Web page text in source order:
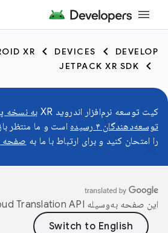
DEVELOP
DEVICES
XR
JETPACK XR SDK
کیت توسعه نرم‌افزار اندروید XR
به نسخه
توسعه‌دهندگان ۴ رسیده
است و ما منتظر
را امتحان کنید و برای ارتباط با ما به صفحه
این صفحه به‌وسیله